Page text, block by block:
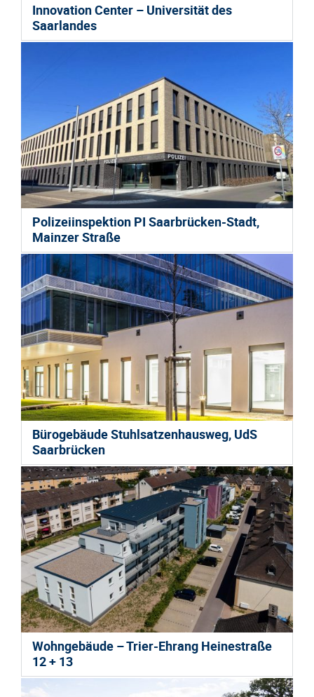
Innovation Center – Universität des
Saarlandes
Polizeiinspektion PI Saarbrücken-Stadt,
Mainzer Straße
Bürogebäude Stuhlsatzenhausweg, UdS
Saarbrücken
Wohngebäude – Trier-Ehrang Heinestraße
12 + 13